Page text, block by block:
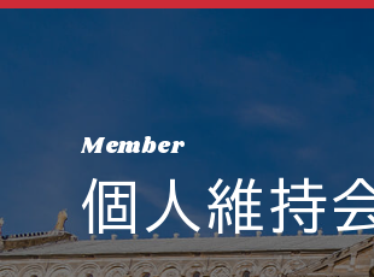
Member
個人維持